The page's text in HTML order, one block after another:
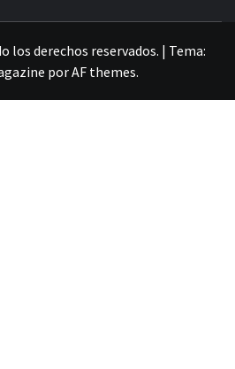
los derechos reservados. | Tema:
porAF themes.